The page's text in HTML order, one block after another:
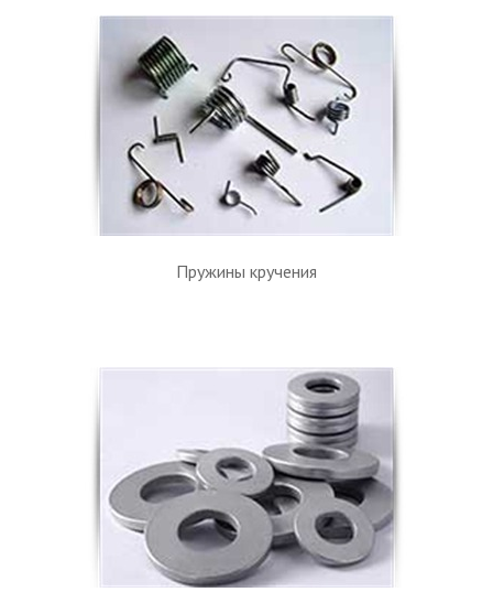
Пружины кручения